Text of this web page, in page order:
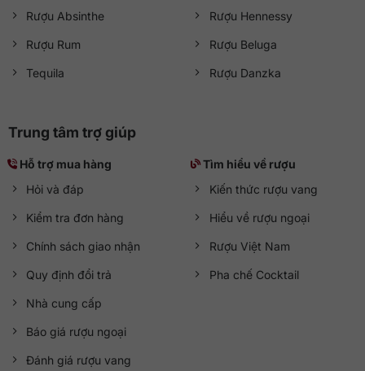
Rượu Absinthe
Rượu Rum
Tequila
Rượu Hennessy
Rượu Beluga
Rượu Danzka
Trung tâm trợ giúp
Hỗ trợ mua hàng
Hỏi và đáp
Kiểm tra đơn hàng
Chính sách giao nhận
Quy định đổi trả
Nhà cung cấp
Báo giá rượu ngoại
Đánh giá rượu vang
Tìm hiểu về rượu
Kiến thức rượu vang
Hiểu về rượu ngoại
Rượu Việt Nam
Pha chế Cocktail